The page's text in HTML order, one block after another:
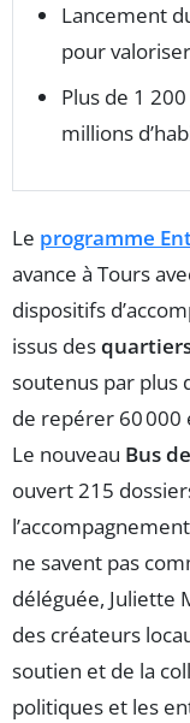
Lancement
pour
Plus de 1 200
millions
Le programme
avance à Tours
dispositifs
issus des
soutenus par plus
de repérer 60
Le nouveau Bus
ouvert 215
ne savent pas
déléguée, Juliette
des créateurs
soutien et de la
politiques et les